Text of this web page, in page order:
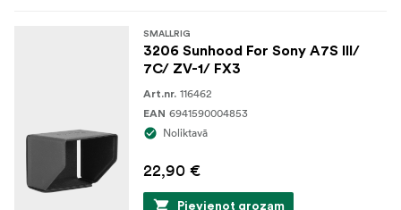
SMALLRIG
3206 Sunhood For Sony A7S III/
7C/ ZV-1/ FX3
Art.nr. 116462
EAN 6941590004853
Noliktavā
22,90 €
Pievienot grozam